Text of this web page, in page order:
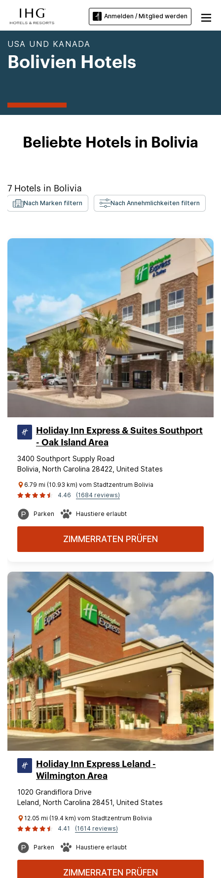
Anmelden / Mitglied werden
USA UND KANADA
Bolivien Hotels
Beliebte Hotels in Bolivia
7 Hotels in Bolivia
Nach Marken filtern Nach Annehmlichkeiten filtern
Holiday Inn Express & Suites Southport
- Oak Island Area
3400 Southport Supply Road
Bolivia, North Carolina 28422, United States
6.79 mi (10.93 km) vom Stadtzentrum Bolivia
4.46
(1684 reviews)
Parken Haustiere erlaubt
ZIMMERRATEN PRÜFEN
Holiday Inn Express Leland -
Wilmington Area
1020 Grandiflora Drive
Leland, North Carolina 28451, United States
12.05 mi (19.4 km) vom Stadtzentrum Bolivia
4.41
(1614 reviews)
Parken Haustiere erlaubt
ZIMMERRATEN PRÜFEN